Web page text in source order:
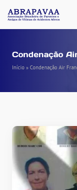
Condenação
Início » Condenação Air